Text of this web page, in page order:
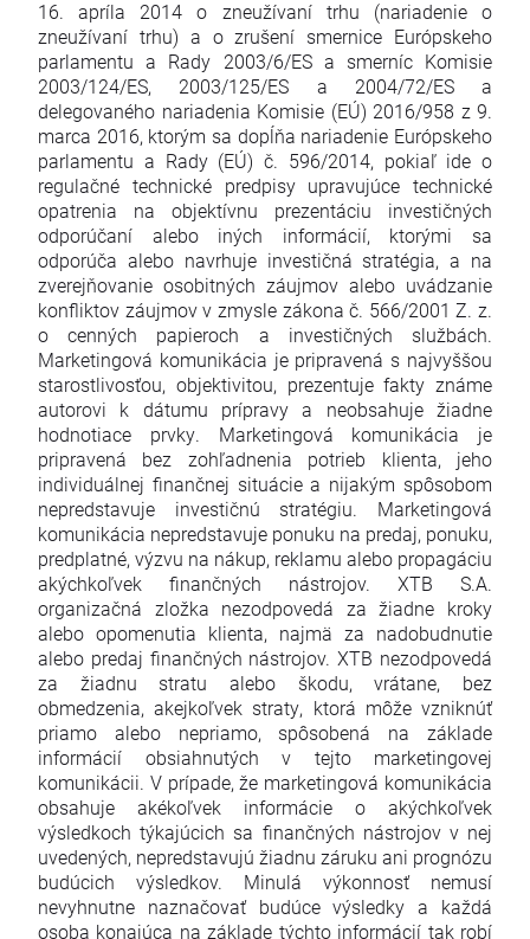
16. apríla 2014 o zneužívaní trhu (nariadenie o
zneužívaní trhu) a o zrušení smernice Európskeho
parlamentu a Rady 2003/6/ES a smerníc Komisie
2003/124/ES, 2003/125/ES a 2004/72/ES a
delegovaného nariadenia Komisie (EÚ) 2016/958 z 9.
marca 2016, ktorým sa dopĺňa nariadenie Európskeho
parlamentu a Rady (EÚ) č. 596/2014, pokiaľ ide o
regulačné technické predpisy upravujúce technické
opatrenia na objektívnu prezentáciu investičných
odporúčaní alebo iných informácií, ktorými sa
odporúča alebo navrhuje investičná stratégia, a na
zverejňovanie osobitných záujmov alebo uvádzanie
konfliktov záujmov v zmysle zákona č. 566/2001 Z. z.
o cenných papieroch a investičných službách.
Marketingová komunikácia je pripravená s najvyššou
starostlivosťou, objektivitou, prezentuje fakty známe
autorovi k dátumu prípravy a neobsahuje žiadne
hodnotiace prvky. Marketingová komunikácia je
pripravená bez zohľadnenia potrieb klienta, jeho
individuálnej finančnej situácie a nijakým spôsobom
nepredstavuje investičnú stratégiu. Marketingová
komunikácia nepredstavuje ponuku na predaj, ponuku,
predplatné, výzvu na nákup, reklamu alebo propagáciu
akýchkoľvek finančných nástrojov. XTB S.A.
organizačná zložka nezodpovedá za žiadne kroky
alebo opomenutia klienta, najmä za nadobudnutie
alebo predaj finančných nástrojov. XTB nezodpovedá
za žiadnu stratu alebo škodu, vrátane, bez
obmedzenia, akejkoľvek straty, ktorá môže vzniknúť
priamo alebo nepriamo, spôsobená na základe
informácií obsiahnutých v tejto marketingovej
komunikácii. V prípade, že marketingová komunikácia
obsahuje akékoľvek informácie o akýchkoľvek
výsledkoch týkajúcich sa finančných nástrojov v nej
uvedených, nepredstavujú žiadnu záruku ani prognózu
budúcich výsledkov. Minulá výkonnosť nemusí
nevyhnutne naznačovať budúce výsledky a každá
osoba konajúca na základe týchto informácií tak robí